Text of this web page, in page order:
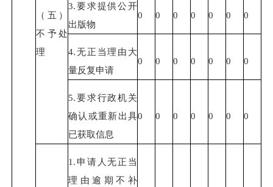
（五）
不予处
理
3.要求提供公开
出版物
0 0 0 0 0 0 0
4.无正当理由大
量反复申请
0 0 0 0 0 0 0
5.要求行政机关
确认或重新出具
已获取信息
0 0 0 0 0 0 0
1.申请人无正当
理由逾期不补